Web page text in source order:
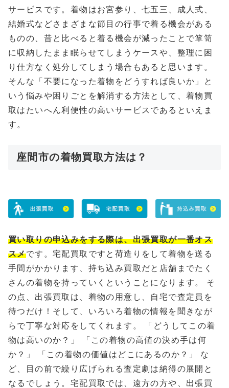
サービスです。着物はお宮参り、七五三、成人式、
結婚式などさまざまな節目の行事で着る機会がある
ものの、昔と比べると着る機会が減ったことで箪笥
に収納したまま眠らせてしまうケースや、整理に困
り仕方なく処分してしまう場合もあると思います。
そんな「不要になった着物をどうすれば良いか」と
いう悩みや困りごとを解消する方法として、着物買
取はたいへん利便性の高いサービスであるといえま
す。
座間市の着物買取方法は？
買い取りの申込みをする際は、出張買取が一番オス
スメです。宅配買取ですと荷造りをして着物を送る
手間がかかります、持ち込み買取だと店舗までたく
さんの着物を持っていくということになります。 そ
の点、出張買取は、着物の用意し、自宅で査定員を
待つだけ！そして、いろいろ着物の情報を聞きなが
らで丁寧な対応をしてくれます。 「どうしてこの着
物は高いのか？」 「この着物の高値の決め手は何
か？」 「この着物の価値はどこにあるのか？」 な
ど、目の前で繰り広げられる査定劇は納得の展開と
なるでしょう。宅配買取では、遠方の方や、出張買